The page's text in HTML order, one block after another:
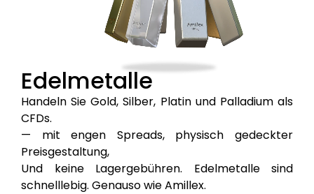
Edelmetalle
Handeln Sie Gold, Silber, Platin und Palladium als
CFDs.
— mit engen Spreads, physisch gedeckter
Preisgestaltung,
Und keine Lagergebühren. Edelmetalle sind
schnelllebig. Genauso wie Amillex.